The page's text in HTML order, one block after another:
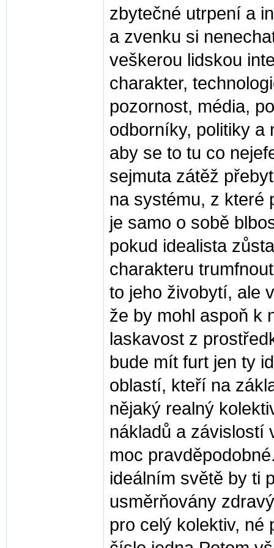
zbytečné utrpení a
a zvenku si
veškerou lidskou
charakter,
pozornost, média,
odborníky, politiky a
aby se to tu co
sejmuta zátěž
na systému, z které
je samo o sobě
pokud idealista
charakteru
to jeho živobytí, ale
že by mohl aspoň k
laskavost z
bude mít furt jen ty
oblastí, kteří na
nějaký realný
nákladů a závislostí
moc
ideálním světě by ti
usměrňovány
pro celý kolektiv, né